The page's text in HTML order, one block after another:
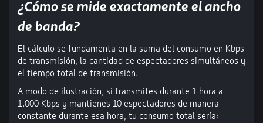
¿Cómo se mide exactamente el ancho
de banda?
El cálculo se fundamenta en la suma del consumo en Kbps
de transmisión, la cantidad de espectadores simultáneos y
el tiempo total de transmisión.
A modo de ilustración, si transmites durante 1 hora a
1.000 Kbps y mantienes 10 espectadores de manera
constante durante esa hora, tu consumo total sería: